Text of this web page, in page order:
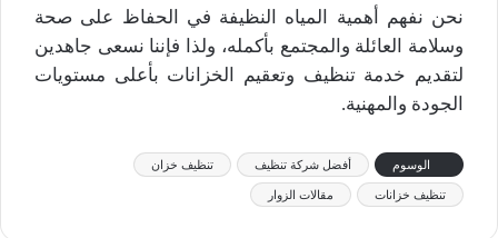
نحن نفهم أهمية المياه النظيفة في الحفاظ على صحة
وسلامة العائلة والمجتمع بأكمله، ولذا فإننا نسعى جاهدين
لتقديم خدمة تنظيف وتعقيم الخزانات بأعلى مستويات
الجودة والمهنية.
الوسوم أفضل شركة تنظيف تنظيف خزان
تنظيف خزانات مقالات الزوار